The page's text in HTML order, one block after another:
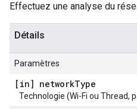
Effectuez une analyse du
Détails
Paramètres
[in] networkType
Technologie (Wi-Fi ou Thread,